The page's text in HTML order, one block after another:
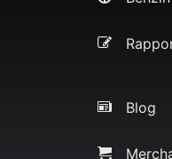
Blog